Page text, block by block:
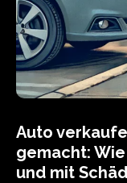
Auto
gemacht:
und mit